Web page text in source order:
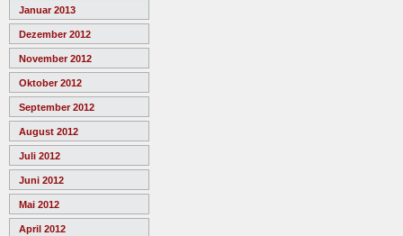
Januar 2013
Dezember 2012
November 2012
Oktober 2012
September 2012
August 2012
Juli 2012
Juni 2012
Mai 2012
April 2012